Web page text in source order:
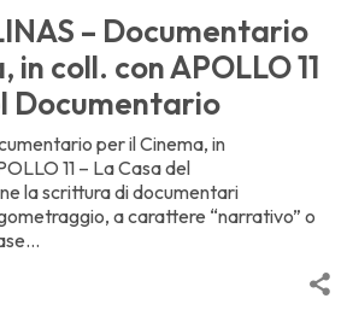
– Documentario
in coll. con APOLLO 11
Documentario
per il Cinema, in
11 – La Casa del
la scrittura di documentari
a carattere “narrativo” o